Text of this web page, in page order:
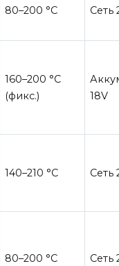
80–200 °C Сеть
160–200 °C
(фикс.)
18V
140–210 °C Сеть
80–200 °C Сеть